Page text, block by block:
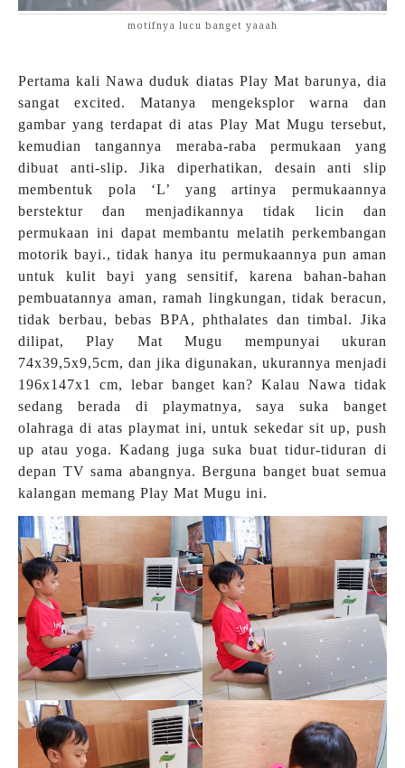
motifnya lucu banget yaaah
Pertama kali Nawa duduk diatas Play Mat barunya, dia
sangat excited. Matanya mengeksplor warna dan
gambar yang terdapat di atas Play Mat Mugu tersebut,
kemudian tangannya meraba-raba permukaan yang
dibuat anti-slip. Jika diperhatikan, desain anti slip
membentuk pola ‘L’ yang artinya permukaannya
berstektur dan menjadikannya tidak licin dan
permukaan ini dapat membantu melatih perkembangan
motorik bayi., tidak hanya itu permukaannya pun aman
untuk kulit bayi yang sensitif, karena bahan-bahan
pembuatannya aman, ramah lingkungan, tidak beracun,
tidak berbau, bebas BPA, phthalates dan timbal. Jika
dilipat, Play Mat Mugu mempunyai ukuran
74x39,5x9,5cm, dan jika digunakan, ukurannya menjadi
196x147x1 cm, lebar banget kan? Kalau Nawa tidak
sedang berada di playmatnya, saya suka banget
olahraga di atas playmat ini, untuk sekedar sit up, push
up atau yoga. Kadang juga suka buat tidur-tiduran di
depan TV sama abangnya. Berguna banget buat semua
kalangan memang Play Mat Mugu ini.